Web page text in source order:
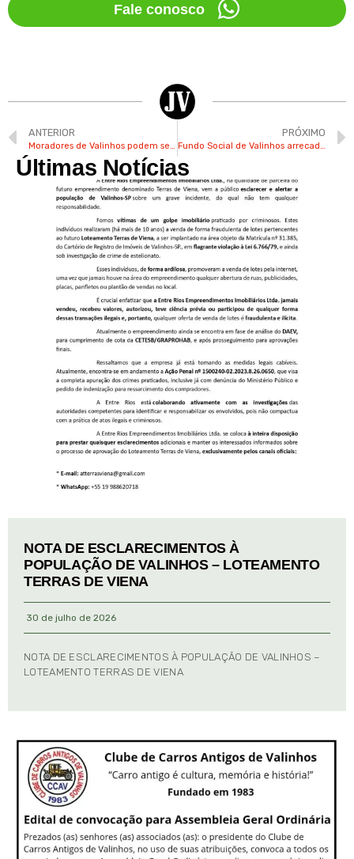
Fale conosco
ANTERIOR
Moradores de Valinhos podem se inscrever em curso gratuito e online de programadores
PRÓXIMO
Fundo Social de Valinhos arrecada mais de 120 toneladas de mantimentos para vítimas no RS
Últimas Notícias
NOTA DE ESCLARECIMENTOS À
POPULAÇÃO DE VALINHOS – LOTEAMENTO
TERRAS DE VIENA
30 de julho de 2026
NOTA DE ESCLARECIMENTOS À POPULAÇÃO DE VALINHOS –
LOTEAMENTO TERRAS DE VIENA